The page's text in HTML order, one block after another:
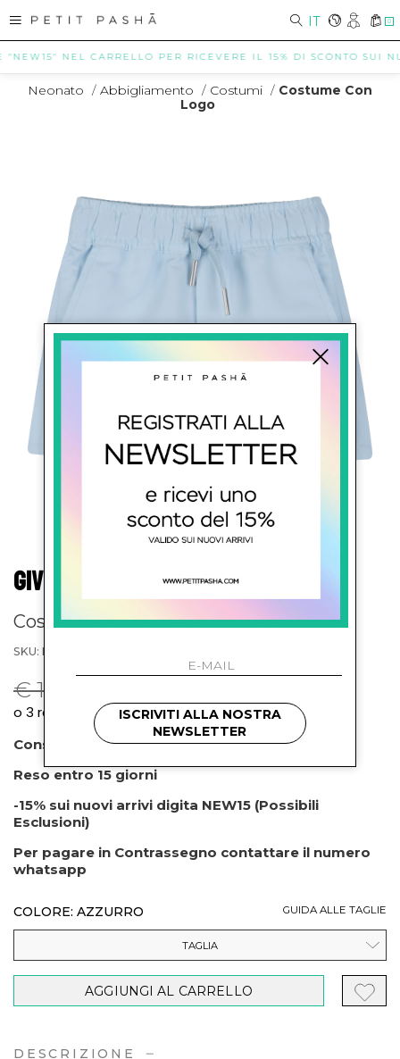
IT 0
NEL CARRELLO PER RICEVERE IL 15% DI SCONTO SUI
Neonato / Abbigliamento / Costumi / Costume Con
Logo
GIVENCHY KIDS
Costume con logo
SKU: H3119077L
€ 130.00
Consegna prevista entro 72 ore
Reso entro 15 giorni
-15% sui nuovi arrivi digita NEW15 (Possibili
Esclusioni)
Per pagare in Contrassegno contattare il numero
whatsapp
COLORE: AZZURRO GUIDA ALLE TAGLIE
TAGLIA
AGGIUNGI AL CARRELLO
DESCRIZIONE
ISCRIVITI ALLA NOSTRA
NEWSLETTER